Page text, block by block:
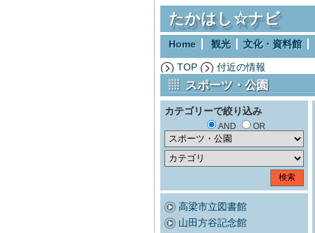
たかはし☆ナビ
Home 観光 文化・資料館
TOP 付近の情報
スポーツ・公園
カテゴリーで絞り込み
AND OR
高梁市立図書館
山田方谷記念館